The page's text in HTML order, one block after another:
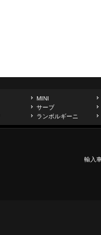
MINI
サーブ
ランボルギーニ
輸入